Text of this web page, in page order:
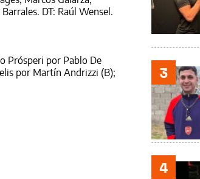
DT: Raúl Wensel.
Prósperi por Pablo De
por Martín Andrizzi (B);
3
4